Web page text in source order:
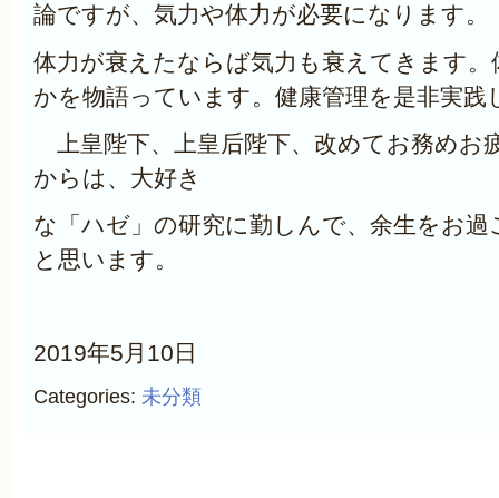
論ですが、気力や体力が必要になります。
体力が衰えたならば気力も衰えてきます
かを物語っています。健康管理を是非実践
上皇陛下、上皇后陛下、改めてお務めお
からは、大好き
な「ハゼ」の研究に勤しんで、余生をお
と思います。
2019年5月10日
Categories: 未分類